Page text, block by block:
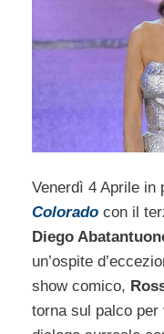
Venerdì 4 Aprile in
Colorado con il
Diego
un’ospite
show comico,
torna sul palco